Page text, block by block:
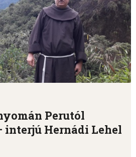
Perutól
interjú Hernádi Lehel